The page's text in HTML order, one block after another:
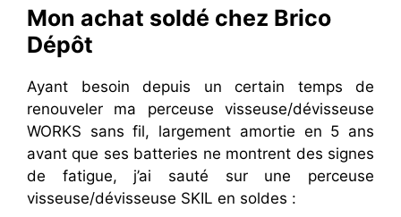
Mon achat soldé chez Brico
Dépôt
Ayant besoin depuis un certain temps de
renouveler ma perceuse visseuse/dévisseuse
WORKS sans fil, largement amortie en 5 ans
avant que ses batteries ne montrent des signes
de fatigue, j’ai sauté sur une perceuse
visseuse/dévisseuse SKIL en soldes :